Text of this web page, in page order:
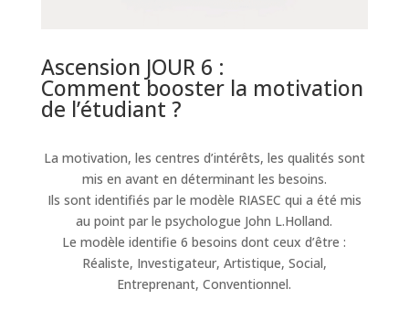
Ascension JOUR 6 :
Comment booster la motivation
de l’étudiant ?
La motivation, les centres d’intérêts, les qualités sont
mis en avant en déterminant les besoins.
Ils sont identifiés par le modèle RIASEC qui a été mis
au point par le psychologue John L.Holland.
Le modèle identifie 6 besoins dont ceux d’être :
Réaliste, Investigateur, Artistique, Social,
Entreprenant, Conventionnel.